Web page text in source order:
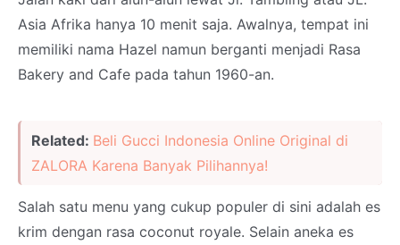
Asia Afrika hanya 10 menit saja. Awalnya, tempat ini
memiliki nama Hazel namun berganti menjadi Rasa
Bakery and Cafe pada tahun 1960-an.
Related: Beli Gucci Indonesia Online Original di
ZALORA Karena Banyak Pilihannya!
Salah satu menu yang cukup populer di sini adalah es
krim dengan rasa coconut royale. Selain aneka es